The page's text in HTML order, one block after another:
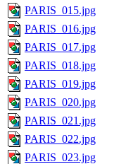
PARIS_015.jpg
PARIS_016.jpg
PARIS_017.jpg
PARIS_018.jpg
PARIS_019.jpg
PARIS_020.jpg
PARIS_021.jpg
PARIS_022.jpg
PARIS_023.jpg